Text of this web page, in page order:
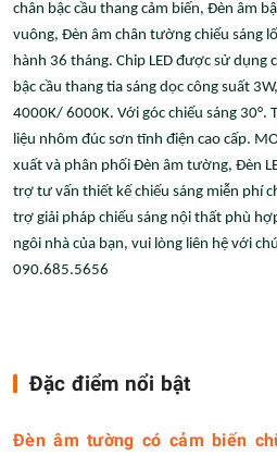
chân bậc cầu thang cảm biến, Đèn âm
vuông, Đèn âm chân tường chiếu sáng
hành 36 tháng. Chip LED được sử dụng
bậc cầu thang tia sáng dọc công suất
4000K/ 6000K. Với góc chiếu sáng 30°.
liệu nhôm đúc sơn tĩnh điện cao cấp.
xuất và phân phối Đèn âm tường, Đèn
trợ tư vấn thiết kế chiếu sáng miễn phí
trợ giải pháp chiếu sáng nội thất phù
ngôi nhà của bạn, vui lòng liên hệ với
090.685.5656
Đặc điểm nổi bật
Đèn âm tường có cảm biến